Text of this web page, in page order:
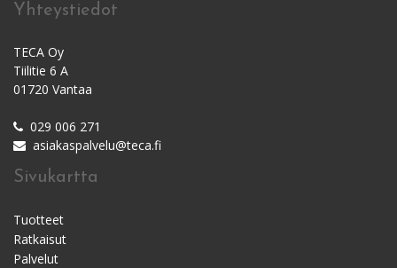
Yhteystiedot
TECA Oy
Tiilitie 6 A
01720 Vantaa
029 006 271
asiakaspalvelu@teca.fi
Sivukartta
Tuotteet
Ratkaisut
Palvelut